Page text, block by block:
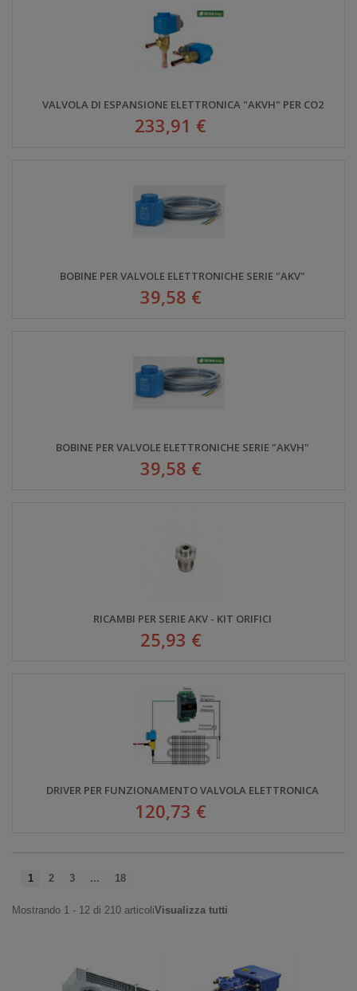
VALVOLA DI ESPANSIONE ELETTRONICA "AKVH" PER CO2
233,91 €
BOBINE PER VALVOLE ELETTRONICHE SERIE "AKV"
39,58 €
BOBINE PER VALVOLE ELETTRONICHE SERIE "AKVH"
39,58 €
RICAMBI PER SERIE AKV - KIT ORIFICI
25,93 €
DRIVER PER FUNZIONAMENTO VALVOLA ELETTRONICA
120,73 €
1 2 3 ... 18
Mostrando 1 - 12 di 210 articoliVisualizza tutti